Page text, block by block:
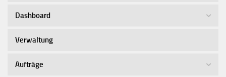
Dashboard
Verwaltung
Aufträge